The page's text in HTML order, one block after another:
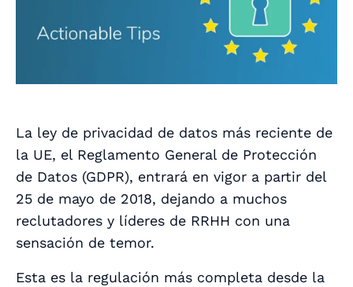
La ley de privacidad de datos más reciente de
la UE, el Reglamento General de Protección
de Datos (GDPR), entrará en vigor a partir del
25 de mayo de 2018, dejando a muchos
reclutadores y líderes de RRHH con una
sensación de temor.
Esta es la regulación más completa desde la